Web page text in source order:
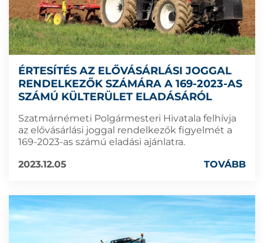
ÉRTESÍTÉS AZ ELŐVÁSÁRLÁSI JOGGAL
RENDELKEZŐK SZÁMÁRA A 169-2023-AS
SZÁMÚ KÜLTERÜLET ELADÁSÁRÓL
Szatmárnémeti Polgármesteri Hivatala felhívja
az elővásárlási joggal rendelkezők figyelmét a
169-2023-as számú eladási ajánlatra.
2023.12.05
TOVÁBB